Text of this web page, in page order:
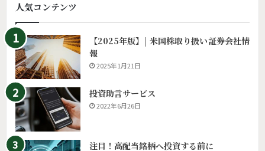
人気コンテンツ
【2025年版】| 米国株取り扱い証券会社情
報
2025年1月21日
投資助言サービス
2022年6月26日
注目！高配当銘柄へ投資する前に